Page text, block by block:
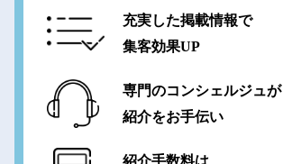
充実した掲載情報で
集客効果UP
専門のコンシェルジュが
紹介をお手伝い
紹介手数料は